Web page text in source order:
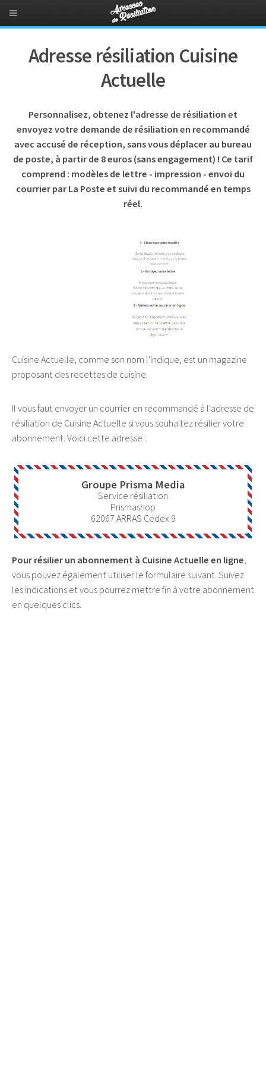
Adresse résiliation Cuisine
Actuelle
Personnalisez, obtenez l'adresse de résiliation et
envoyez votre demande de résiliation en recommandé
avec accusé de réception, sans vous déplacer au bureau
de poste, à partir de 8 euros (sans engagement) ! Ce tarif
comprend : modèles de lettre - impression - envoi du
courrier par La Poste et suivi du recommandé en temps
réel.
Cuisine Actuelle, comme son nom l'indique, est un magazine
proposant des recettes de cuisine.
Il vous faut envoyer un courrier en recommandé à l'adresse de
résiliation de Cuisine Actuelle si vous souhaitez résilier votre
abonnement. Voici cette adresse :
Groupe Prisma Media
Service résiliation
Prismashop
62067 ARRAS Cedex 9
Pour résilier un abonnement à Cuisine Actuelle en ligne
vous pouvez également utiliser le formulaire suivant. Suivez
les indications et vous pourrez mettre fin à votre abonnement
en quelques clics.